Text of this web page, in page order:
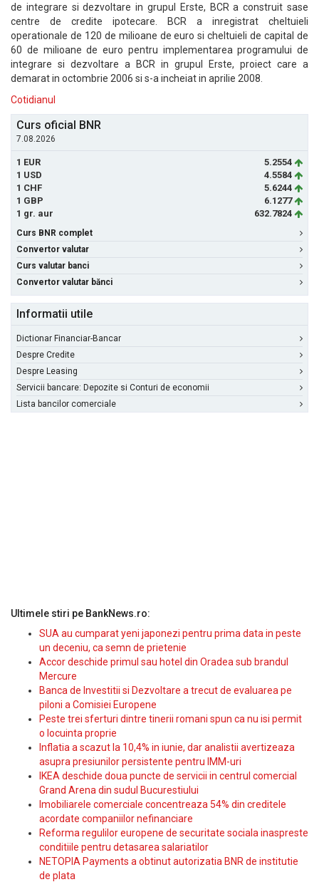
de integrare si dezvoltare in grupul Erste, BCR a construit sase
centre de credite ipotecare. BCR a inregistrat cheltuieli
operationale de 120 de milioane de euro si cheltuieli de capital de
60 de milioane de euro pentru implementarea programului de
integrare si dezvoltare a BCR in grupul Erste, proiect care a
demarat in octombrie 2006 si s-a incheiat in aprilie 2008.
Cotidianul
Curs oficial BNR
7.08.2026
1 EUR
5.2554
1 USD
4.5584
1 CHF
5.6244
1 GBP
6.1277
1 gr. aur
632.7824
Curs BNR complet
Convertor valutar
Curs valutar banci
Convertor valutar bănci
Informatii utile
Dictionar Financiar-Bancar
Despre Credite
Despre Leasing
Servicii bancare: Depozite si Conturi de economii
Lista bancilor comerciale
Ultimele stiri pe BankNews.ro:
SUA au cumparat yeni japonezi pentru prima data in peste
un deceniu, ca semn de prietenie
Accor deschide primul sau hotel din Oradea sub brandul
Mercure
Banca de Investitii si Dezvoltare a trecut de evaluarea pe
piloni a Comisiei Europene
Peste trei sferturi dintre tinerii romani spun ca nu isi permit
o locuinta proprie
Inflatia a scazut la 10,4% in iunie, dar analistii avertizeaza
asupra presiunilor persistente pentru IMM-uri
IKEA deschide doua puncte de servicii in centrul comercial
Grand Arena din sudul Bucurestiului
Imobiliarele comerciale concentreaza 54% din creditele
acordate companiilor nefinanciare
Reforma regulilor europene de securitate sociala inaspreste
conditiile pentru detasarea salariatilor
NETOPIA Payments a obtinut autorizatia BNR de institutie
de plata